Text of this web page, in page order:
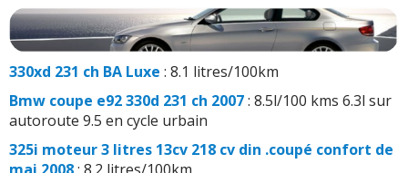
330xd 231 ch BA Luxe : 8.1 litres/100km
Bmw coupe e92 330d 231 ch 2007: 8.5l/100 kms 6.3l sur
autoroute 9.5 en cycle urbain
325i moteur 3 litres 13cv 218 cv din .coupé confort de